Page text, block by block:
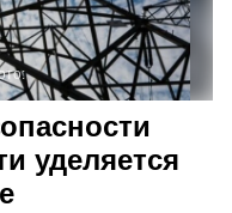
уделяется